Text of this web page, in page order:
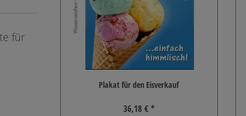
für
Plakat für den Eisverkauf
36,18 € *